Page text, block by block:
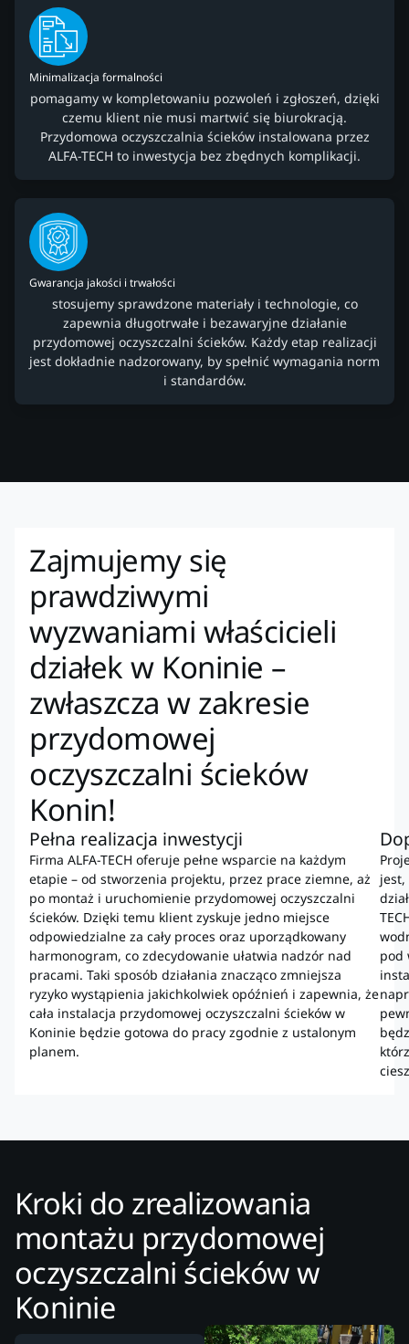
Minimalizacja formalności
pomagamy w kompletowaniu pozwoleń i zgłoszeń, dzięki
czemu klient nie musi martwić się biurokracją.
Przydomowa oczyszczalnia ścieków instalowana przez
ALFA-TECH to inwestycja bez zbędnych komplikacji.
Gwarancja jakości i trwałości
stosujemy sprawdzone materiały i technologie, co
zapewnia długotrwałe i bezawaryjne działanie
przydomowej oczyszczalni ścieków. Każdy etap realizacji
jest dokładnie nadzorowany, by spełnić wymagania norm
i standardów.
Zajmujemy się
prawdziwymi
wyzwaniami właścicieli
działek w Koninie –
zwłaszcza w zakresie
przydomowej
oczyszczalni ścieków
Konin!
Pełna realizacja inwestycji
Firma ALFA-TECH oferuje pełne wsparcie na każdym
etapie – od stworzenia projektu, przez prace ziemne, aż
po montaż i uruchomienie przydomowej oczyszczalni
ścieków. Dzięki temu klient zyskuje jedno miejsce
odpowiedzialne za cały proces oraz uporządkowany
harmonogram, co zdecydowanie ułatwia nadzór nad
pracami. Taki sposób działania znacząco zmniejsza
ryzyko wystąpienia jakichkolwiek opóźnień i zapewnia, że
cała instalacja przydomowej oczyszczalni ścieków w
Koninie będzie gotowa do pracy zgodnie z ustalonym
planem.
pod
Kroki do zrealizowania
montażu przydomowej
oczyszczalni ścieków w
Koninie